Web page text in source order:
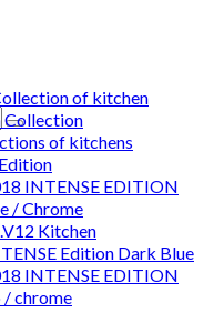
of kitchen
Collection
of kitchens
INTENSE EDITION
/ Chrome
Kitchen
Edition Dark Blue
INTENSE EDITION
/ chrome